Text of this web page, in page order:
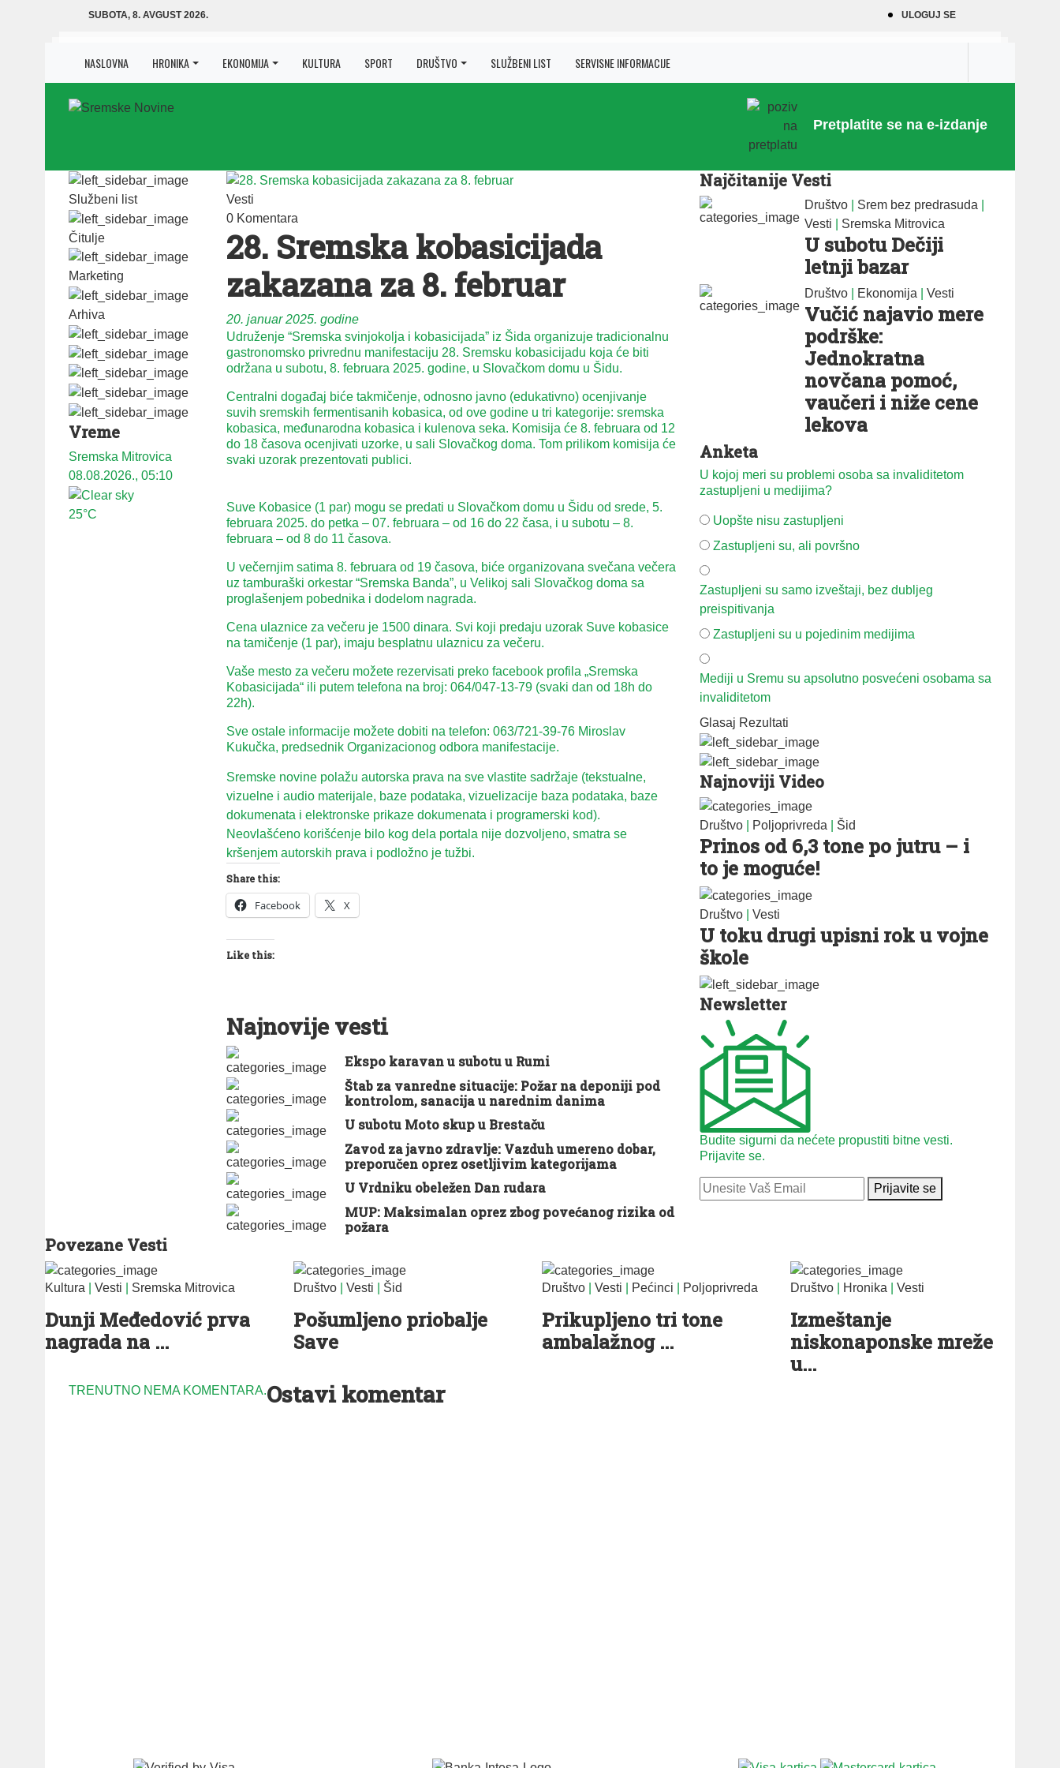
SUBOTA, 8. AVGUST 2026. ULOGUJ SE
NASLOVNA HRONIKA EKONOMIJA KULTURA SPORT DRUŠTVO SLUŽBENI LIST SERVISNE INFORMACIJE
Pretplatite se na e-izdanje
Službeni list
Čitulje
Marketing
Arhiva
Vreme
Sremska Mitrovica
08.08.2026., 05:10
25°C
Vesti
0 Komentara
28. Sremska kobasicijada
zakazana za 8. februar
20. januar 2025. godine
Udruženje “Sremska svinjokolja i kobasicijada” iz Šida organizuje tradicionalnu
gastronomsko privrednu manifestaciju 28. Sremsku kobasicijadu koja će biti
održana u subotu, 8. februara 2025. godine, u Slovačkom domu u Šidu.
Centralni događaj biće takmičenje, odnosno javno (edukativno) ocenjivanje
suvih sremskih fermentisanih kobasica, od ove godine u tri kategorije: sremska
kobasica, međunarodna kobasica i kulenova seka. Komisija će 8. februara od 12
do 18 časova ocenjivati uzorke, u sali Slovačkog doma. Tom prilikom komisija će
svaki uzorak prezentovati publici.
Suve Kobasice (1 par) mogu se predati u Slovačkom domu u Šidu od srede, 5.
februara 2025. do petka – 07. februara – od 16 do 22 časa, i u subotu – 8.
februara – od 8 do 11 časova.
U večernjim satima 8. februara od 19 časova, biće organizovana svečana večera
uz tamburaški orkestar “Sremska Banda”, u Velikoj sali Slovačkog doma sa
proglašenjem pobednika i dodelom nagrada.
Cena ulaznice za večeru je 1500 dinara. Svi koji predaju uzorak Suve kobasice
na tamičenje (1 par), imaju besplatnu ulaznicu za večeru.
Vaše mesto za večeru možete rezervisati preko facebook profila „Sremska
Kobasicijada“ ili putem telefona na broj: 064/047-13-79 (svaki dan od 18h do
22h).
Sve ostale informacije možete dobiti na telefon: 063/721-39-76 Miroslav
Kukučka, predsednik Organizacionog odbora manifestacije.
Sremske novine polažu autorska prava na sve vlastite sadržaje (tekstualne,
vizuelne i audio materijale, baze podataka, vizuelizacije baza podataka, baze
dokumenata i elektronske prikaze dokumenata i programerski kod).
Neovlašćeno korišćenje bilo kog dela portala nije dozvoljeno, smatra se
kršenjem autorskih prava i podložno je tužbi.
Share this:
Facebook X
Like this:
Najnovije vesti
Ekspo karavan u subotu u Rumi
Štab za vanredne situacije: Požar na deponiji pod
kontrolom, sanacija u narednim danima
U subotu Moto skup u Brestaču
Zavod za javno zdravlje: Vazduh umereno dobar,
preporučen oprez osetljivim kategorijama
U Vrdniku obeležen Dan rudara
MUP: Maksimalan oprez zbog povećanog rizika od
požara
Najčitanije Vesti
Društvo Srem bez predrasuda
Vesti
Sremska Mitrovica
U subotu Dečiji
letnji bazar
Društvo Ekonomija |Vesti
Vučić najavio mere
podrške:
Jednokratna
novčana pomoć,
vaučeri i niže cene
lekova
Anketa
U kojoj meri su problemi osoba sa invaliditetom
zastupljeni u medijima?
Uopšte nisu zastupljeni
Zastupljeni su, ali površno
Zastupljeni su samo izveštaji, bez dubljeg
preispitivanja
Zastupljeni su u pojedinim medijima
Mediji u Sremu su apsolutno posvećeni osobama sa
invaliditetom
Glasaj Rezultati
Najnoviji Video
Društvo Poljoprivreda Šid
Prinos od 6,3 tone po jutru – i
to je moguće!
Društvo Vesti
U toku drugi upisni rok u vojne
škole
Newsletter
Budite sigurni da nećete propustiti bitne vesti.
Prijavite se.
Prijavite se
Povezane Vesti
Kultura Vesti Sremska Mitrovica
Dunji Međedović prva
nagrada na ...
Društvo Vesti Šid
Pošumljeno priobalje
Save
Društvo Vesti Pećinci Poljoprivreda
Prikupljeno tri tone
ambalažnog ...
Društvo Hronika Vesti
Izmeštanje
niskonaponske mreže
u...
TRENUTNO NEMA KOMENTARA.Ostavi komentar